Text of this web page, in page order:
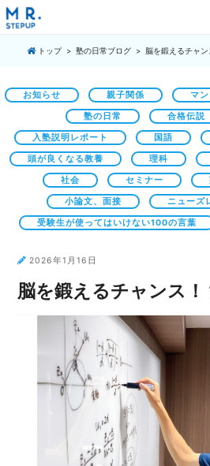
トップ 塾の日常ブログ 脳を鍛えるチャン
お知らせ 親子関係 マ
塾の日常 合格伝説
入塾説明レポート 国語
頭が良くなる教養 理科
社会 セミナー
小論文、面接 ニューズ
受験生が使ってはいけない100の言葉
2026年1月16日
脳を鍛えるチャンス！